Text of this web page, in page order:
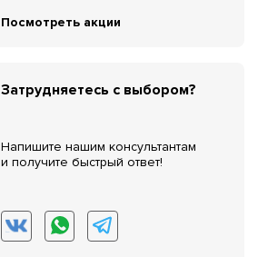
Посмотреть акции
Затрудняетесь с выбором?
Напишите нашим консультантам
и получите быстрый ответ!